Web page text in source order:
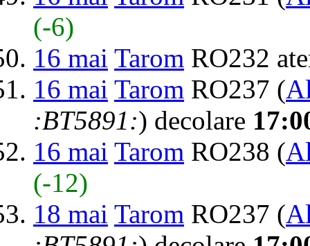
(-6)
16 mai Tarom RO232
16 mai Tarom RO237 (
:BT5891:) decolare
16 mai Tarom RO238 (
(-12)
18 mai Tarom RO237 (